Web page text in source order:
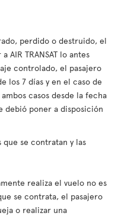
perdido o destruido, el
AIR TRANSAT lo antes
controlado, el pasajero
los 7 días y en el caso de
casos desde la fecha
debió poner a disposición
que se contratan y las
realiza el vuelo no es
se contrata, el pasajero
o realizar una